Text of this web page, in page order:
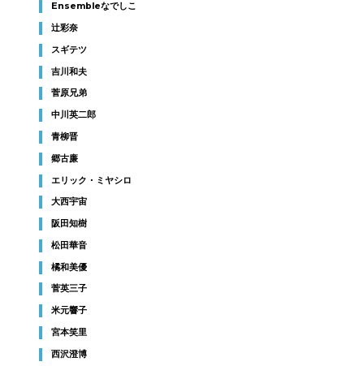
Ensembleなでしこ
辻彩奈
スギテツ
吉川和夫
菅原兄弟
中川英二郎
青柳晋
郷古廉
エリック・ミヤシロ
大西宇宙
阪田知樹
松田華音
橘和美優
菅英三子
米元響子
宮本笑里
西沢澄博